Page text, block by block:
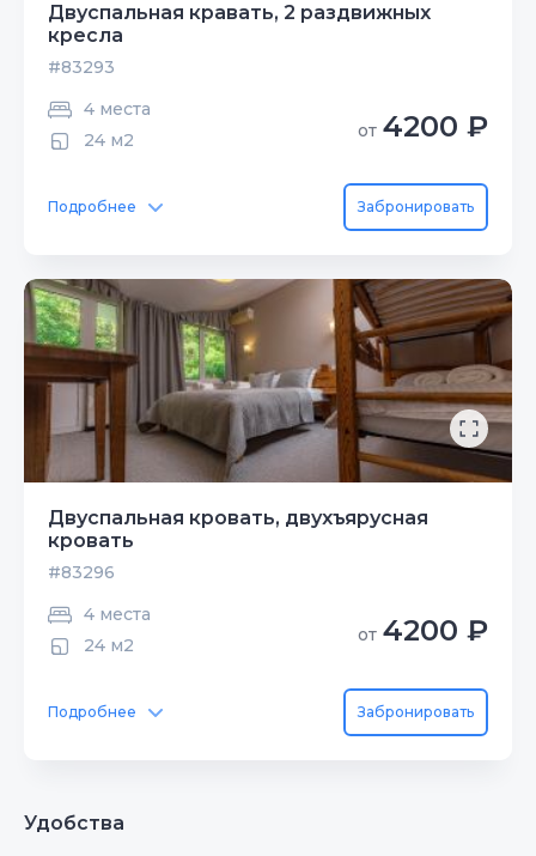
Двуспальная кравать, 2 раздвижных
кресла
#83293
4 места
24 м2
от 4200 ₽
Подробнее Забронировать
Двуспальная кровать, двухъярусная
кровать
#83296
4 места
24 м2
от 4200 ₽
Подробнее Забронировать
Удобства